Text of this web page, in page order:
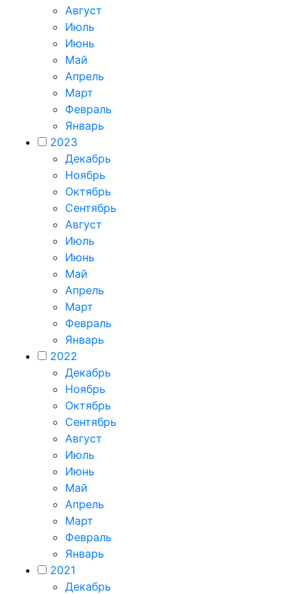
Август
Июль
Июнь
Май
Апрель
Март
Февраль
Январь
2023
Декабрь
Ноябрь
Октябрь
Сентябрь
Август
Июль
Июнь
Май
Апрель
Март
Февраль
Январь
2022
Декабрь
Ноябрь
Октябрь
Сентябрь
Август
Июль
Июнь
Май
Апрель
Март
Февраль
Январь
2021
Декабрь